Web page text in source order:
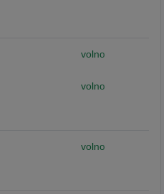
volno
volno
volno